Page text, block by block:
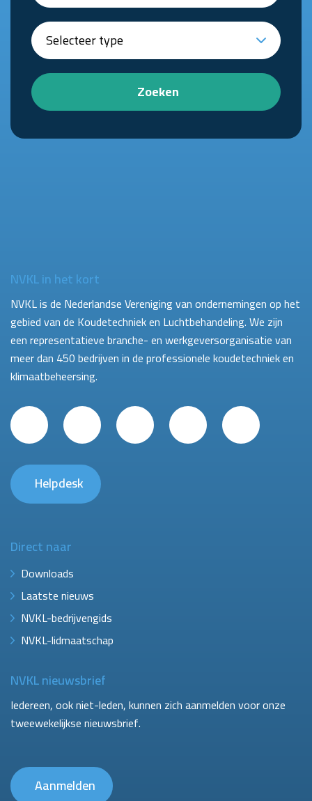
Zoeken
NVKL in het kort
NVKL is de Nederlandse Vereniging van ondernemingen op het
gebied van de Koudetechniek en Luchtbehandeling. We zijn
een representatieve branche- en werkgeversorganisatie van
meer dan 450 bedrijven in de professionele koudetechniek en
klimaatbeheersing.
Helpdesk
Direct naar
Downloads
Laatste nieuws
NVKL-bedrijvengids
NVKL-lidmaatschap
NVKL nieuwsbrief
Iedereen, ook niet-leden, kunnen zich aanmelden voor onze
tweewekelijkse nieuwsbrief.
Aanmelden